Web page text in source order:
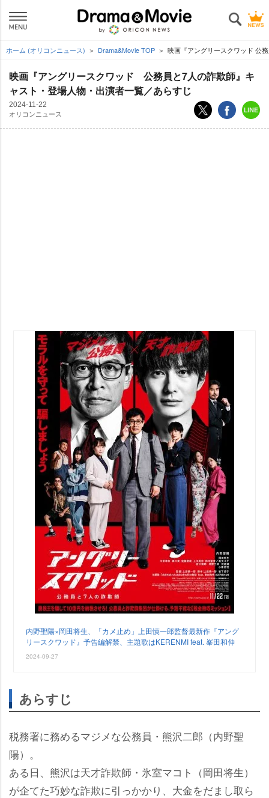
ホーム (オリコンニュース) Drama&Movie TOP 映画『アングリースクワッド 公
映画『アングリースクワッド 公務員と7人の詐欺師』キ
ャスト・登場人物・出演者一覧／あらすじ
2024-11-22
オリコンニュース
内野聖陽×岡田将生、「カメ止め」上田慎一郎監督最新作『アング
リースクワッド』予告編解禁、主題歌はKERENMI feat. 峯田和伸
2024-09-27
あらすじ
税務署に務めるマジメな公務員・熊沢二郎（内野聖
陽）。
ある日、熊沢は天才詐欺師・氷室マコト（岡田将生）
が企てた巧妙な詐欺に引っかかり、大金をだまし取ら